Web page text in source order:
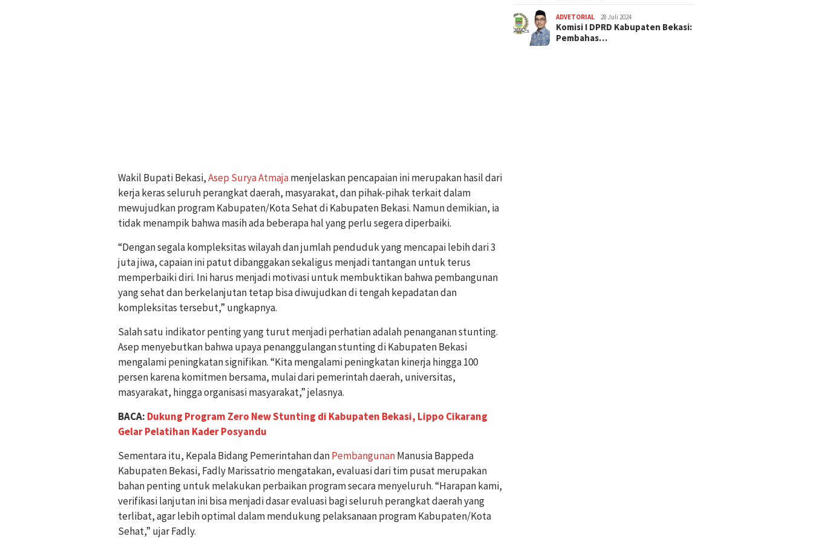
Wakil Bupati Bekasi,Asep Surya Atmajamenjelaskan pencapaian ini merupakan hasil dari
kerja keras seluruh perangkat daerah, masyarakat, dan pihak-pihak terkait dalam
mewujudkan program Kabupaten/Kota Sehat di Kabupaten Bekasi. Namun demikian, ia
tidak menampik bahwa masih ada beberapa hal yang perlu segera diperbaiki.
“Dengan segala kompleksitas wilayah dan jumlah penduduk yang mencapai lebih dari 3
juta jiwa, capaian ini patut dibanggakan sekaligus menjadi tantangan untuk terus
memperbaiki diri. Ini harus menjadi motivasi untuk membuktikan bahwa pembangunan
yang sehat dan berkelanjutan tetap bisa diwujudkan di tengah kepadatan dan
kompleksitas tersebut,” ungkapnya.
Salah satu indikator penting yang turut menjadi perhatian adalah penanganan stunting.
Asep menyebutkan bahwa upaya penanggulangan stunting di Kabupaten Bekasi
mengalami peningkatan signifikan. “Kita mengalami peningkatan kinerja hingga 100
persen karena komitmen bersama, mulai dari pemerintah daerah, universitas,
masyarakat, hingga organisasi masyarakat,” jelasnya.
BACA: Dukung Program Zero New Stunting di Kabupaten Bekasi, Lippo Cikarang
Gelar Pelatihan Kader Posyandu
Sementara itu, Kepala Bidang Pemerintahan danPembangunanManusia Bappeda
Kabupaten Bekasi, Fadly Marissatrio mengatakan, evaluasi dari tim pusat merupakan
bahan penting untuk melakukan perbaikan program secara menyeluruh. “Harapan kami,
verifikasi lanjutan ini bisa menjadi dasar evaluasi bagi seluruh perangkat daerah yang
terlibat, agar lebih optimal dalam mendukung pelaksanaan program Kabupaten/Kota
Sehat,” ujar Fadly.
ADVETORIAL 28 Juli 2024
Komisi I DPRD Kabupaten Bekasi:
Pembahas…